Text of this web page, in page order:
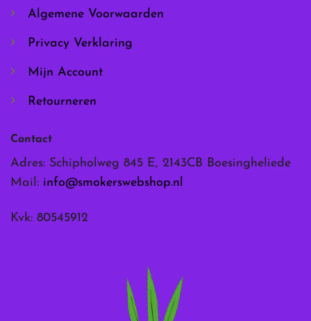
de
productpagina
Algemene Voorwaarden
Privacy Verklaring
Mijn Account
Retourneren
Contact
Adres: Schipholweg 845 E, 2143CB Boesingheliede
Mail: info@smokerswebshop.nl
Kvk: 80545912